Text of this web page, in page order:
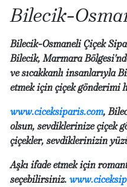
Bilecik-
Bilecik-Osmaneli Çiçek
Bilecik, Marmara
ve sıcakkanlı insanlarıyla
etmek için çiçek gönderimi
www.ciceksiparis.com,
olsun, sevdiklerinize çiçek
çiçekler, sevdiklerinizin
Aşkı ifade etmek için
seçebilirsiniz.